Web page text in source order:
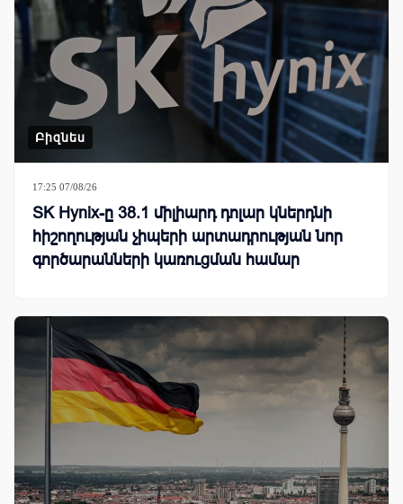
Բիզնես
17:25 07/08/26
SK Hynix-ը 38.1 միլիարդ դոլար կներդնի
հիշողության չիպերի արտադրության նոր
գործարանների կառուցման համար